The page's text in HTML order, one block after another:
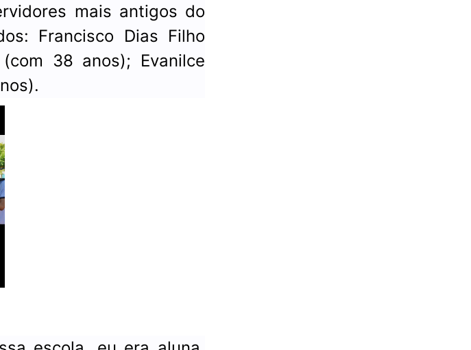
mais antigos do
Francisco Dias Filho
38 anos); Evanilce